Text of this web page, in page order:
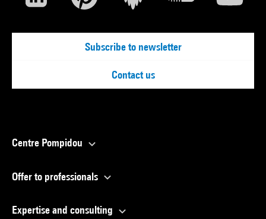
Subscribe to newsletter
Contact us
Centre Pompidou
Offer to professionals
Expertise and consulting